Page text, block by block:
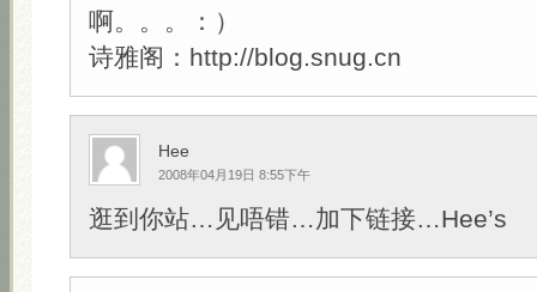
啊。。。：）
诗雅阁：http://blog.snug.cn
Hee
2008年04月19日 8:55下午
逛到你站…见唔错…加下链接…Hee’s